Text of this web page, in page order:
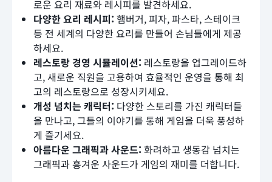
로운 요리 재료와 레시피를 발견하세요.
다양한 요리 레시피: 햄버거, 피자, 파스타, 스테이크
등 전 세계의 다양한 요리를 만들어 손님들에게 제공
하세요.
레스토랑 경영 시뮬레이션: 레스토랑을 업그레이드하
고, 새로운 직원을 고용하여 효율적인 운영을 통해 최
고의 레스토랑으로 성장시키세요.
개성 넘치는 캐릭터: 다양한 스토리를 가진 캐릭터들
을 만나고, 그들의 이야기를 통해 게임을 더욱 풍성하
게 즐기세요.
아름다운 그래픽과 사운드: 화려하고 생동감 넘치는
그래픽과 흥겨운 사운드가 게임의 재미를 더합니다.